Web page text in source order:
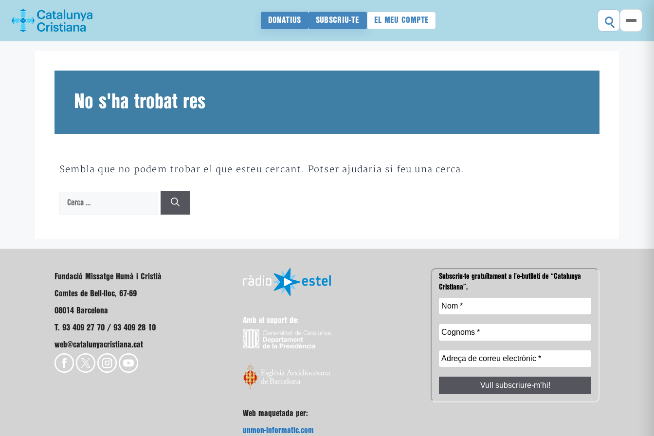
DONATIUS SUBSCRIU-TE EL MEU COMPTE
No s'ha trobat res
Sembla que no podem trobar el que esteu cercant. Potser ajudaria si feu una cerca.
Cerca:
Fundació Missatge Humà i Cristià
Comtes de Bell-lloc, 67-69
08014 Barcelona
T. 93 409 27 70 / 93 409 28 10
web@catalunyacristiana.cat
Amb el suport de:
Web maquetada per:
unmon-informatic.com
Subscriu-te gratuïtament a l’e-butlletí de “Catalunya
Cristiana”.